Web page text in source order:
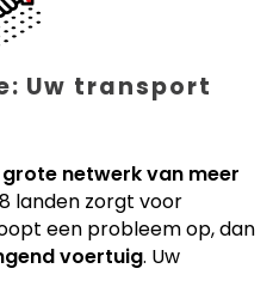
Uw transport
grote netwerk van meer
landen zorgt voor
een probleem op, dan
voertuig. Uw